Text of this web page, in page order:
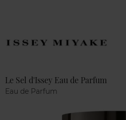
Le Sel d'Issey Eau de Parfum
Eau de Parfum